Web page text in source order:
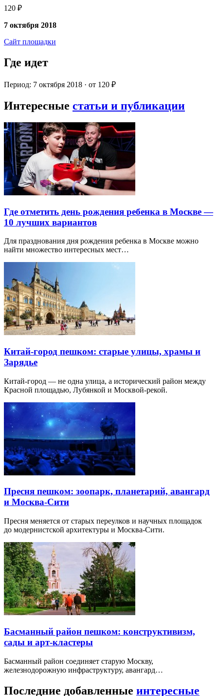
120 ₽
7 октября 2018
Сайт площадки
Где идет
Период: 7 октября 2018 · от 120 ₽
Интересные статьи и публикации
Где отметить день рождения ребенка в Москве —
10 лучших вариантов
Для празднования дня рождения ребенка в Москве можно
найти множество интересных мест…
Китай-город пешком: старые улицы, храмы и
Зарядье
Китай-город — не одна улица, а исторический район между
Красной площадью, Лубянкой и Москвой-рекой.
Пресня пешком: зоопарк, планетарий, авангард
и Москва-Сити
Пресня меняется от старых переулков и научных площадок
до модернистской архитектуры и Москва-Сити.
Басманный район пешком: конструктивизм,
сады и арт-кластеры
Басманный район соединяет старую Москву,
железнодорожную инфраструктуру, авангард…
Последние добавленные интересные